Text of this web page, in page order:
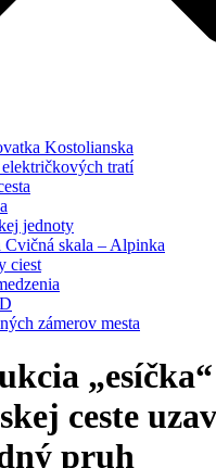
Kostolianska
tratí
jednoty
Cvičná skala – Alpinka
ciest
zámerov mesta
ceste
pruh